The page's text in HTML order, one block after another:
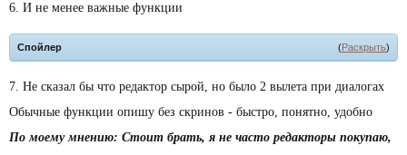
6. И не менее важные функции
(Раскрыть)
Спойлер
7. Не сказал бы что редактор сырой, но было 2 вылета при диалогах
Обычные функции опишу без скринов - быстро, понятно, удобно
По моему мнению: Стоит брать, я не часто редакторы покупаю,